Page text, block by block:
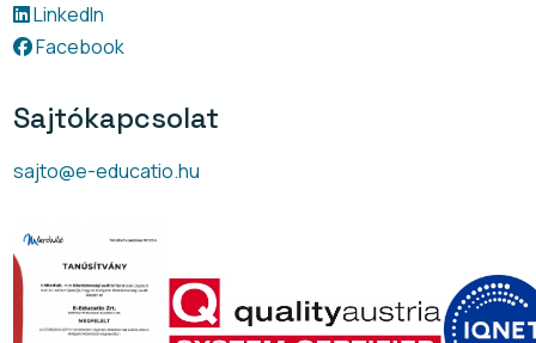
LinkedIn
Facebook
Sajtókapcsolat
sajto@e-educatio.hu